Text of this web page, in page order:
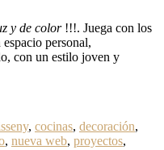
y de color!!!. Juega con los
personal,
con un estilo joven y
, cocinas, decoración,
, nueva web, proyectos,